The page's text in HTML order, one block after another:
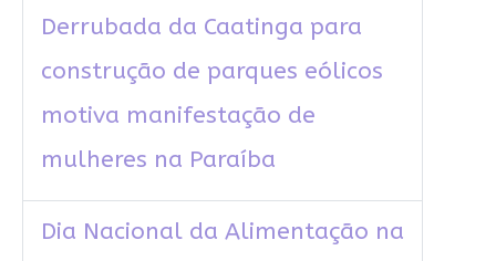
Derrubada da Caatinga para
construção de parques eólicos
motiva manifestação de
mulheres na Paraíba
Dia Nacional da Alimentação na